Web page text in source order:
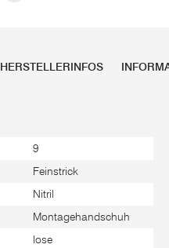
HERSTELLERINFOS
9
Feinstrick
Nitril
Montagehandschuh
lose